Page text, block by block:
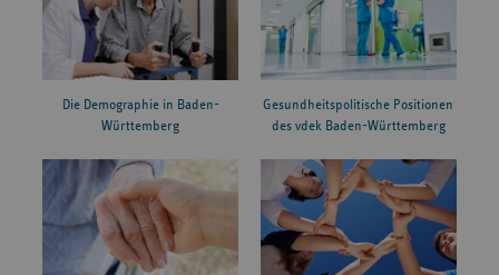
Die Demographie in Baden-
Württemberg
Gesundheitspolitische Positionen
des vdek Baden-Württemberg